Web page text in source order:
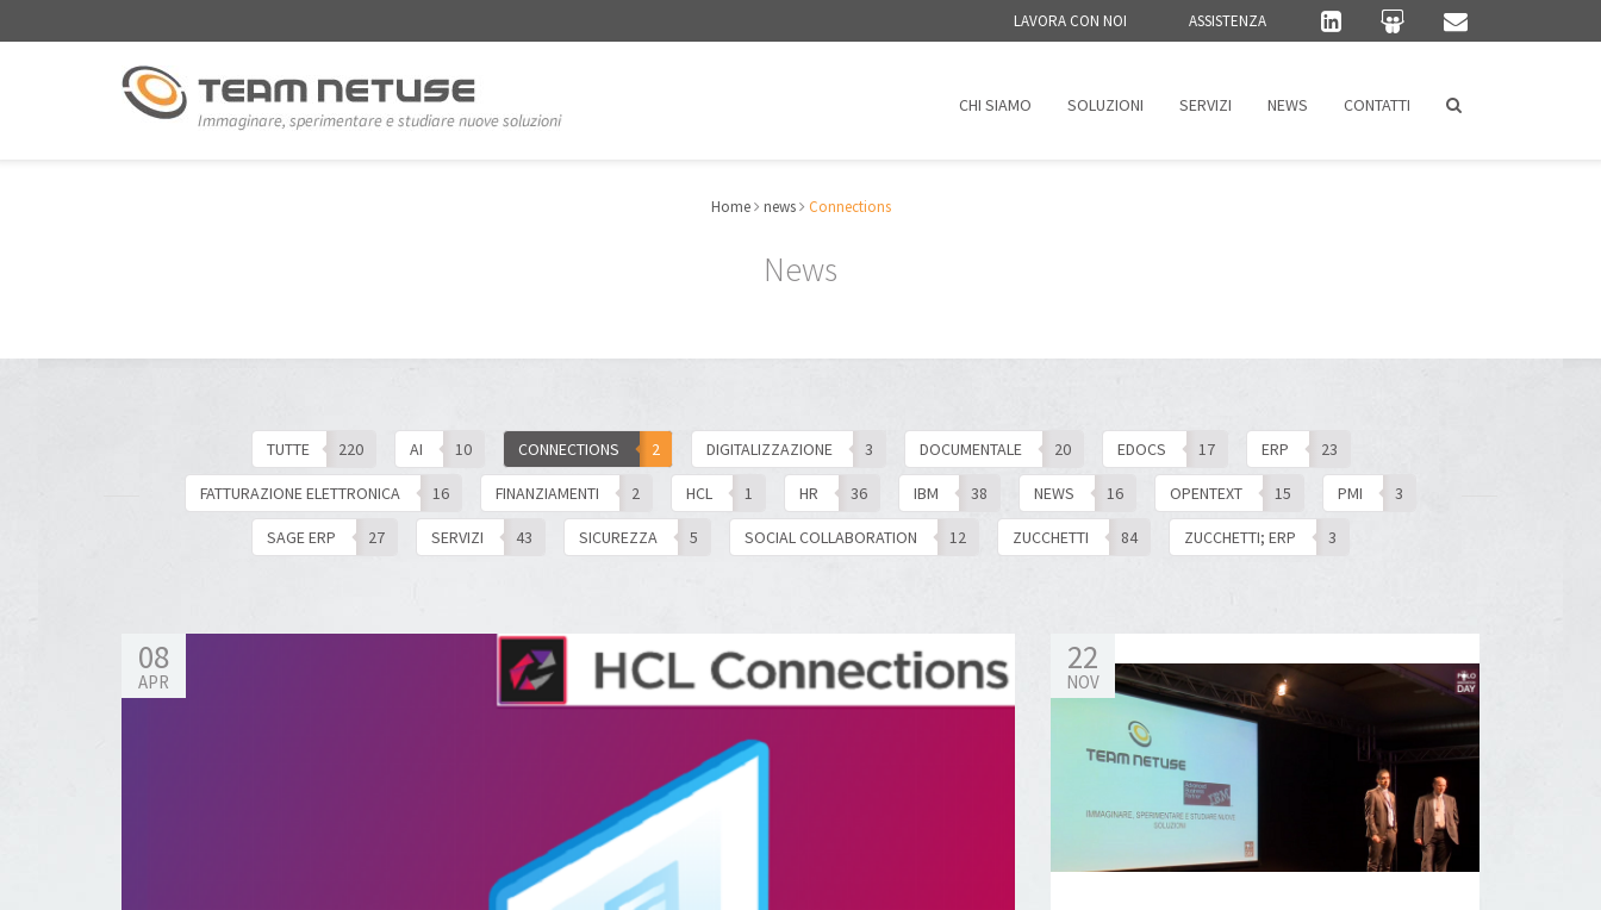
LAVORA CON NOI ASSISTENZA
CHI SIAMO SOLUZIONI SERVIZI NEWS CONTATTI
Home news Connections
News
TUTTE 220 AI 10 CONNECTIONS 2 DIGITALIZZAZIONE 3 DOCUMENTALE 20 EDOCS 17 ERP 23
FATTURAZIONE ELETTRONICA 16 FINANZIAMENTI 2 HCL 1 HR 36 IBM 38 NEWS 16 OPENTEXT 15 PMI 3
SAGE ERP 27 SERVIZI 43 SICUREZZA 5 SOCIAL COLLABORATION 12 ZUCCHETTI 84 ZUCCHETTI; ERP 3
08
APR
22
NOV